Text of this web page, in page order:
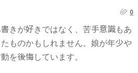
0
きが好きではなく、苦手意識もあ
ものかもしれません。娘が年少や
を後悔しています。